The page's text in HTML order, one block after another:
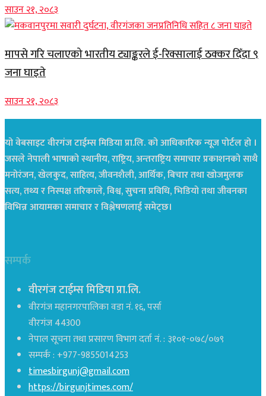
साउन २१, २०८३
मापसे गरि चलाएको भारतीय ट्याङ्करले ई-रिक्सालाई ठक्कर दिँदा ९
जना घाइते
साउन २१, २०८३
यो वेबसाइट वीरगंज टाईम्स मिडिया प्रा.लि. को आधिकारिक न्यूज पोर्टल हो ।
जसले नेपाली भाषाको स्थानीय, राष्ट्रिय, अन्तराष्ट्रिय समाचार प्रकाशनको साथै
मनोरंजन, खेलकुद, साहित्य, जीवनशैली, आर्थिक, बिचार तथा खोजमुलक
सत्य, तथ्य र निस्पक्ष तरिकाले, विश्व, सुचना प्रविधि, भिडियो तथा जीवनका
विभिन्न आयामका समाचार र विश्लेषणलाई समेट्छ।
सम्पर्क
वीरगंज टाईम्स मिडिया प्रा.लि.
वीरगंज महानगरपालिका वडा नं. १६, पर्सा
वीरगंज 44300
नेपाल सूचना तथा प्रसारण विभाग दर्ता नं. : ३१०१-०७८/०७९
सम्पर्क : +977-9855014253
timesbirgunj@gmail.com
https://birgunjtimes.com/